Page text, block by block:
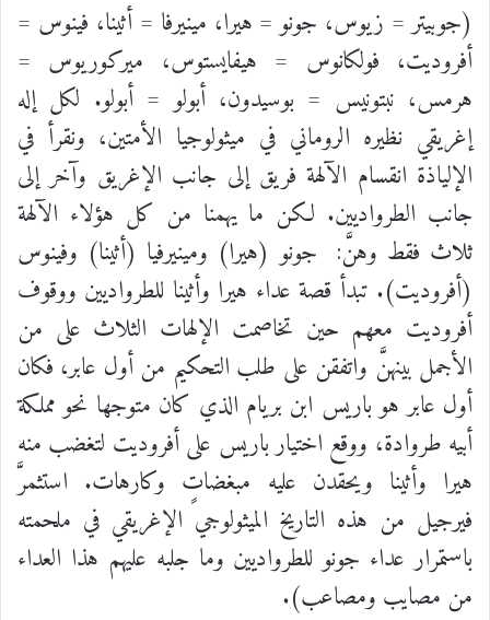
(جوبيتر = زيوس، جونو = هيرا، مينيرفا = أثينا، فينوس =
أفروديت، فولكانوس = هيفايستوس، ميركوريوس =
هرمس، نبتونيس = بوسيدون، أبولو = أبولو. لكل إله
إغريقي نظيره الروماني في ميثولوجيا الأمتين، ونقرأ في
الإلياذة انقسام الآلهة فريق إلى جانب الإغريق وآخر إلى
جانب الطرواديين. لكن ما يهمنا من كل هؤلاء الآلهة
ثلاث فقط وهنَّ: جونو (هيرا) ومينيرفيا (أثينا) وفينوس
(أفروديت). تبدأ قصة عداء هيرا وأثينا للطرواديين ووقوف
أفروديت معهم حين تخاصمت الإلهات الثلاث على من
الأجمل بينهنَّ واتفقن على طلب التحكيم من أول عابر، فكان
أول عابر هو باريس ابن بريام الذي كان متوجها نحو مملكة
أبيه طروادة، ووقع اختيار باريس على أفروديت لتغضب منه
هيرا وأثينا ويحقدن عليه مبغضاتٍ وكارهات. استثمرَّ
فيرجيل من هذه التاريخ الميثولوجي الإغريقي في ملحمته
باستمرار عداء جونو للطرواديين وما جلبه عليهم هذا العداء
من مصايب ومصاعب).